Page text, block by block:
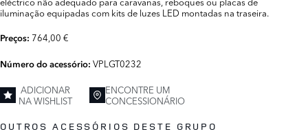
iluminação equipadas com kits de luzes LED montadas na traseira.
Preços: 764,00 €
Número do acessório: VPLGT0232
ADICIONAR
NA WISHLIST
ENCONTRE UM
CONCESSIONÁRIO
OUTROS ACESSÓRIOS DESTE GRUPO